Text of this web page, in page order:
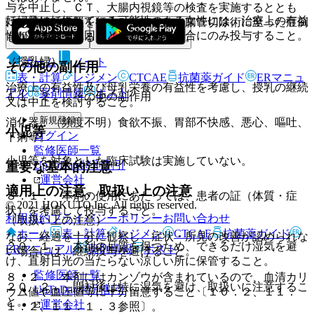
妊婦又は妊娠している可能性のある女性には、治療上の有益
性が危険性を上回ると判断される場合にのみ投与すること。
（授乳婦）
治療上の有益性及び母乳栄養の有益性を考慮し、授乳の継続
又は中止を検討すること。
小児等
小児等を対象とした臨床試験は実施していない。
適用上の注意、取扱い上の注意
（取扱い上の注意）
２０．１． 本剤の品質を保つため、できるだけ湿気を避
け、直射日光の当たらない涼しい所に保管すること。
２０．２． 開封後は特に湿気を避け、取扱いに注意するこ
と。
与を中止し、ＣＴ、大腸内視鏡等の検査を実施するととも
に、適切な処置を行うこと（なお、腸管切除術に至った症例
も報告されている）〔８．３参照〕。
その他の副作用
１１．２． その他の副作用
消化器：（頻度不明）食欲不振、胃部不快感、悪心、嘔吐、
下痢等。
重要な基本的注意
８．１． 本剤の使用にあたっては、患者の証（体質・症
状）を考慮して投与すること。
なお、経過を十分に観察し、症状・所見の改善が認められな
い場合には、継続投与を避けること。
８．２． 本剤にはカンゾウが含まれているので、血清カリ
ウム値や血圧値等に十分留意すること〔１０．２、１１．
１．２、１１．１．３参照〕。
ホーム
ノート
表・計算
レジメン CTCAE 抗菌薬ガイド
ERマニュ
アル
薬剤情報 ポスト
新規登録
ログイン
監修医師一覧
UpToDate特別割引
運営会社
© 2021 HOKUTO Inc. All rights reserved.
利用規約プライバシーポリシーお問い合わせ
ホーム
表・計算 レジメン CTCAE
抗菌薬ガイド
ERマニュアル
薬剤情報 ポスト
監修医師一覧
UpToDate特別割引
運営会社